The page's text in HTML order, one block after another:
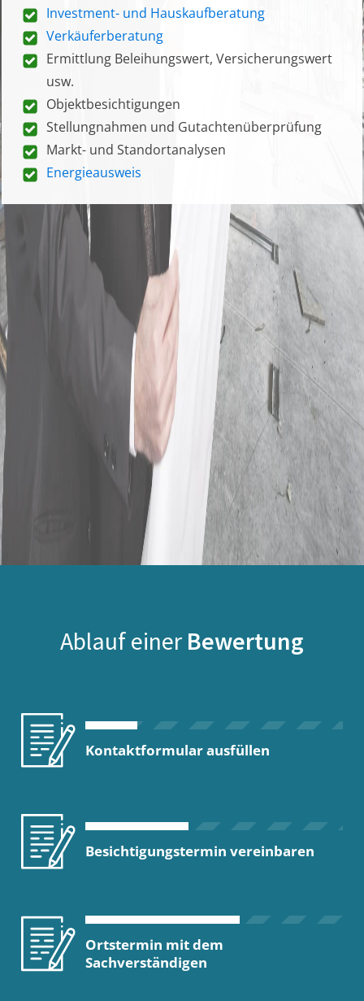
Investment- und Hauskaufberatung
Verkäuferberatung
Ermittlung Beleihungswert, Versicherungswert
usw.
Objektbesichtigungen
Stellungnahmen und Gutachtenüberprüfung
Markt- und Standortanalysen
Energieausweis
Ablauf einer Bewertung
Kontaktformular ausfüllen
Besichtigungstermin vereinbaren
Ortstermin mit dem
Sachverständigen